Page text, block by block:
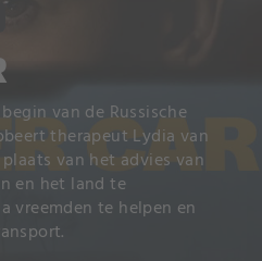
van de Russische
therapeut Lydia van
van het advies van
en het land te
vreemden te helpen en